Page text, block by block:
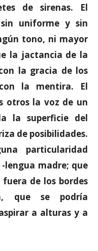
de sirenas. El
uniforme y sin
tono, ni mayor
la jactancia de la
la gracia de los
la mentira. El
otros la voz de un
la superficie del
de posibilidades.
particularidad
lengua madre; que
de los bordes
que se podría
a alturas y a